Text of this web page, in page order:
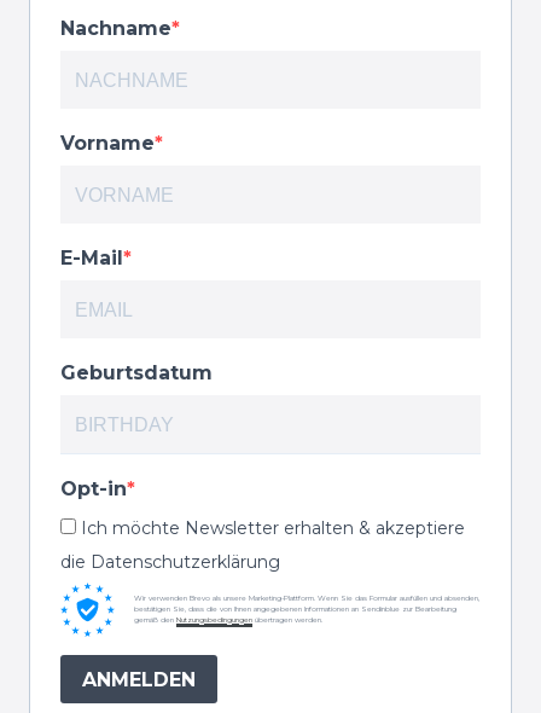
Nachname
Vorname
E-Mail
Geburtsdatum
Opt-in
Ich möchte Newsletter erhalten & akzeptiere
die Datenschutzerklärung
Wir verwenden Brevo als unsere Marketing-Plattform. Wenn Sie das Formular ausfüllen und absenden,
bestätigen Sie, dass die von Ihnen angegebenen Informationen an Sendinblue zur Bearbeitung
gemäß den Nutzungsbedingungen übertragen werden.
ANMELDEN